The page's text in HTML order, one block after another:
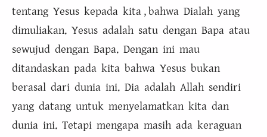
tentang Yesus kepada kita , bahwa Dialah yang
dimuliakan. Yesus adalah satu dengan Bapa atau
sewujud dengan Bapa. Dengan ini mau
ditandaskan pada kita bahwa Yesus bukan
berasal dari dunia ini. Dia adalah Allah sendiri
yang datang untuk menyelamatkan kita dan
dunia ini. Tetapi mengapa masih ada keraguan